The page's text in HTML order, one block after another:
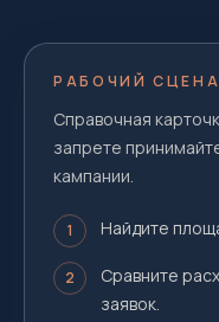
РАБОЧИЙ
Справочная
запрете
кампании.
1 Найдите
2
Сравните
заявок.